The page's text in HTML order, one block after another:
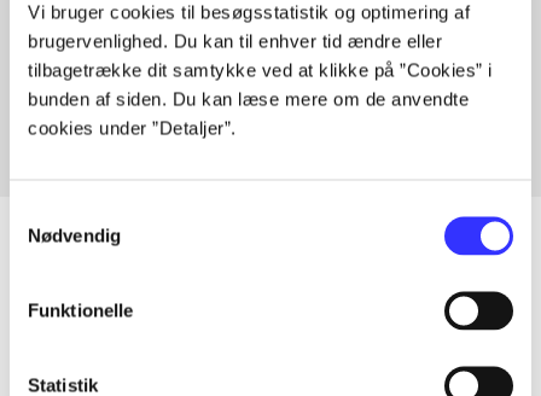
Vi bruger cookies til besøgsstatistik og optimering af
brugervenlighed. Du kan til enhver tid ændre eller
tilbagetrække dit samtykke ved at klikke på ”Cookies” i
bunden af siden. Du kan læse mere om de anvendte
cookies under ”Detaljer”.
Nødvendig
Funktionelle
Statistik
Artikler med samme emner
Fra
Artikler